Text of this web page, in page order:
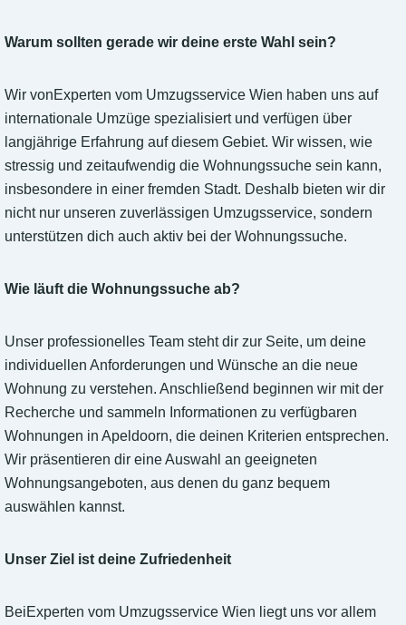
Warum sollten gerade wir deine erste Wahl sein?
Wir vonExperten vom Umzugsservice Wien haben uns auf
internationale Umzüge spezialisiert und verfügen über
langjährige Erfahrung auf diesem Gebiet. Wir wissen, wie
stressig und zeitaufwendig die Wohnungssuche sein kann,
insbesondere in einer fremden Stadt. Deshalb bieten wir dir
nicht nur unseren zuverlässigen Umzugsservice, sondern
unterstützen dich auch aktiv bei der Wohnungssuche.
Wie läuft die Wohnungssuche ab?
Unser professionelles Team steht dir zur Seite, um deine
individuellen Anforderungen und Wünsche an die neue
Wohnung zu verstehen. Anschließend beginnen wir mit der
Recherche und sammeln Informationen zu verfügbaren
Wohnungen in Apeldoorn, die deinen Kriterien entsprechen.
Wir präsentieren dir eine Auswahl an geeigneten
Wohnungsangeboten, aus denen du ganz bequem
auswählen kannst.
Unser Ziel ist deine Zufriedenheit
BeiExperten vom Umzugsservice Wien liegt uns vor allem